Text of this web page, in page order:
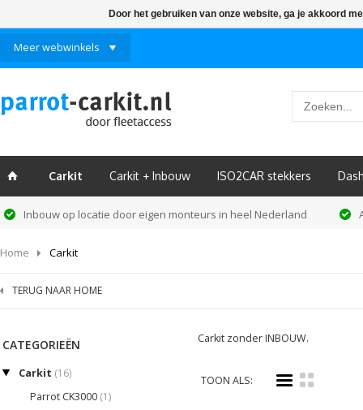
Meer webwinkels
ï Carkit Carkit + Inbouw ISO2CAR stekkers
Inbouw op locatie door eigen monteurs in heel Nederland
Home Carkit
TERUG NAAR HOME
CATEGORIEËN
Carkit (16)
Parrot CK3000 (1)
Carkit zonder INBOUW.
TOON ALS: i k
Door het gebruiken van onze website, ga je akkoord